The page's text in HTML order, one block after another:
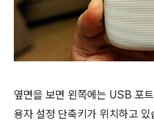
옆면을 보면 왼쪽에는 USB 포
용자 설정 단축키가 위치하고